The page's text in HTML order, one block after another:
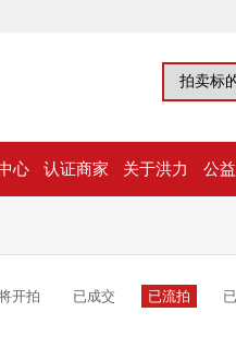
心 认证商家 关于洪力 公
开拍 已成交 已流拍